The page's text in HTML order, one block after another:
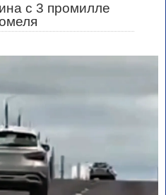
с 3 промилле